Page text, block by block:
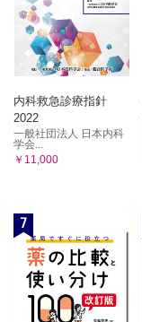
内科救急診療指針
2022
一般社団法人 日本内科
学会...
￥11,000
7